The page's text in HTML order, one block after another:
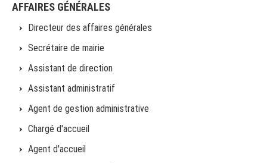
AFFAIRES GÉNÉRALES
Directeur des affaires générales
Secrétaire de mairie
Assistant de direction
Assistant administratif
Agent de gestion administrative
Chargé d'accueil
Agent d'accueil